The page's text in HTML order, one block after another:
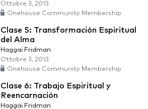
Ottobre 3, 2013
Onehouse Community Membership
Clase 5: Transformación Espiritual
del Alma
Haggai Fridman
Ottobre 3, 2013
Onehouse Community Membership
Clase 6: Trabajo Espiritual y
Reencarnación
Haggai Fridman